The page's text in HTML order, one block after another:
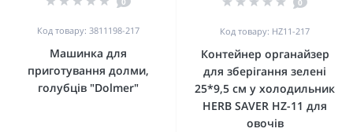
Код товару: 3811198-217
Машинка для
приготування долми,
голубців "Dolmer"
0
Код товару: HZ11-217
Контейнер органайзер
для зберігання зелені
25*9,5 см у холодильник
HERB SAVER HZ-11 для
овочів